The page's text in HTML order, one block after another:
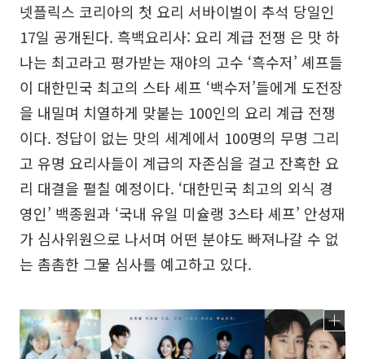
넷플릭스 코리아의 첫 요리 서바이벌이 추석 당일인
17일 공개된다. 흑백요리사: 요리 계급 전쟁 은 맛 하
나는 최고라고 평가받는 재야의 고수 ‘흑수저’ 셰프들
이 대한민국 최고의 스타 셰프 ‘백수저’들에게 도전장
을 내밀며 치열하게 맞붙는 100인의 요리 계급 전쟁
이다. 정답이 없는 맛의 세계에서 100명의 무명 그리
고 유명 요리사들이 계급의 자존심을 걸고 잔혹한 요
리 대결을 펼칠 예정이다. ‘대한민국 최고의 외식 경
영인’ 백종원과 ‘국내 유일 미슐랭 3스타 셰프’ 안성재
가 심사위원으로 나서며 어떤 분야도 빠져나갈 수 없
는 촘촘한 그물 심사를 예고하고 있다.